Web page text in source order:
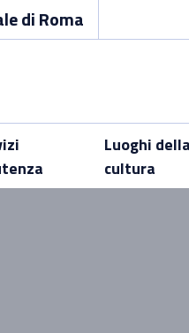
di Roma
Luoghi della
cultura